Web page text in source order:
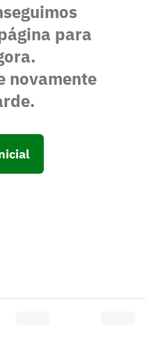
para
novamente